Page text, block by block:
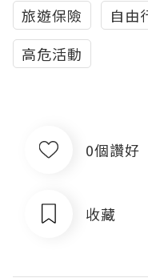
旅遊保險 自由
高危活動
0個讚好
收藏